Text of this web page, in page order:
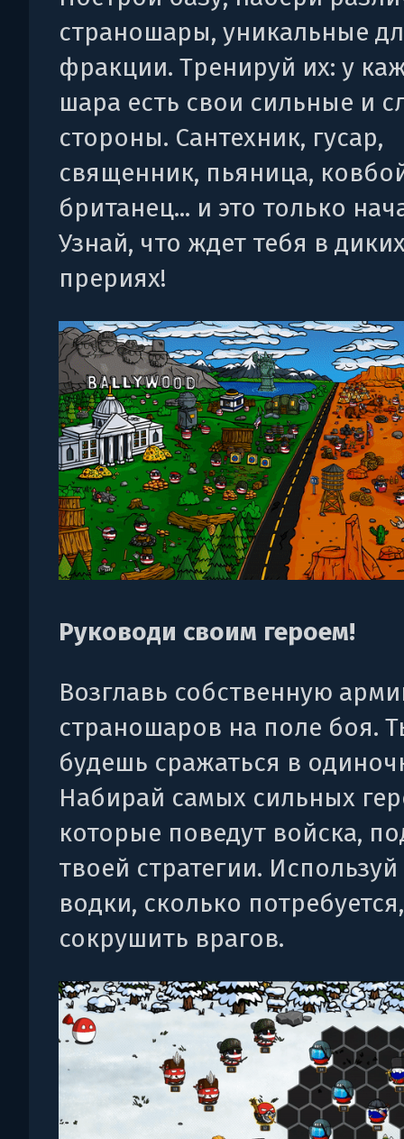
страношары, уникальные
фракции. Тренируй их: у
шара есть свои сильные и
стороны. Сантехник, гусар,
священник, пьяница,
британец... и это только
Узнай, что ждет тебя в
прериях!
Руководи своим героем!
Возглавь собственную
страношаров на поле боя.
будешь сражаться в
Набирай самых сильных
которые поведут войска,
твоей стратегии.
водки, сколько
сокрушить врагов.